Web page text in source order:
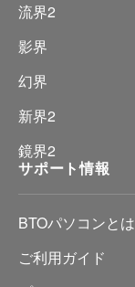
流界2
影界
幻界
新界2
鏡界2
サポート情報
BTOパソコンとは
ご利用ガイド